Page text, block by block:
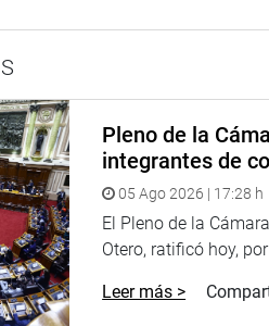
Pleno de la
integrantes de
05 Ago 2026 | 17:28 h
El Pleno de la
Otero, ratificó hoy,
Leer más >